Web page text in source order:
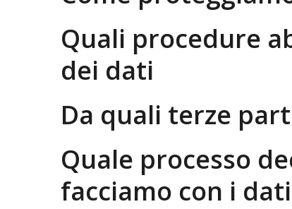
Quali procedure
dei dati
Da quali terze
Quale processo
facciamo con i